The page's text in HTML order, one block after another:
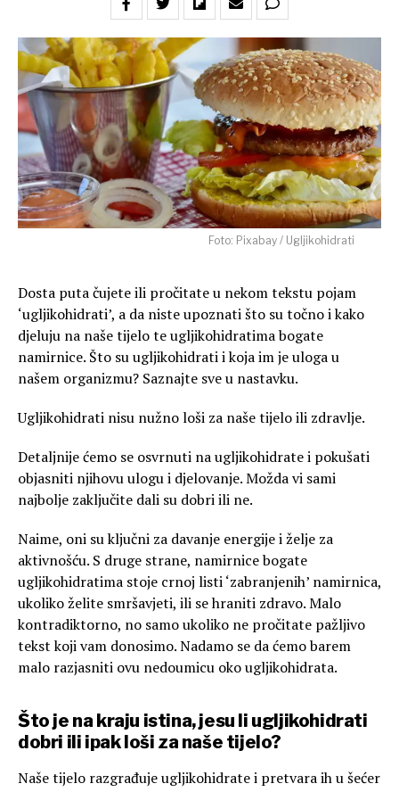
Foto: Pixabay / Ugljikohidrati
Dosta puta čujete ili pročitate u nekom tekstu pojam
‘ugljikohidrati’, a da niste upoznati što su točno i kako
djeluju na naše tijelo te ugljikohidratima bogate
namirnice. Što su ugljikohidrati i koja im je uloga u
našem organizmu? Saznajte sve u nastavku.
Ugljikohidrati nisu nužno loši za naše tijelo ili zdravlje.
Detaljnije ćemo se osvrnuti na ugljikohidrate i pokušati
objasniti njihovu ulogu i djelovanje. Možda vi sami
najbolje zaključite dali su dobri ili ne.
Naime, oni su ključni za davanje energije i želje za
aktivnošću. S druge strane, namirnice bogate
ugljikohidratima stoje crnoj listi ‘zabranjenih’ namirnica,
ukoliko želite smršavjeti, ili se hraniti zdravo. Malo
kontradiktorno, no samo ukoliko ne pročitate pažljivo
tekst koji vam donosimo. Nadamo se da ćemo barem
malo razjasniti ovu nedoumicu oko ugljikohidrata.
Što je na kraju istina, jesu li ugljikohidrati
dobri ili ipak loši za naše tijelo?
Naše tijelo razgrađuje ugljikohidrate i pretvara ih u šećer